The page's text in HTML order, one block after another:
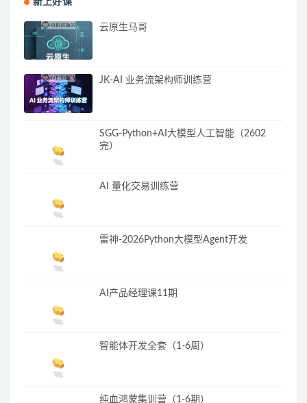
云原生马哥
JK-AI 业务流架构师训练营
SGG-Python+AI大模型人工智能（2602
完）
AI 量化交易训练营
雷神-2026Python大模型Agent开发
AI产品经理课11期
智能体开发全套（1-6周）
纯血鸿蒙集训营（1-6期）